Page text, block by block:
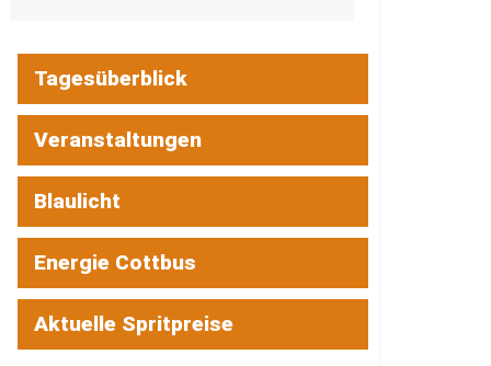
Tagesüberblick
Veranstaltungen
Blaulicht
Energie Cottbus
Aktuelle Spritpreise